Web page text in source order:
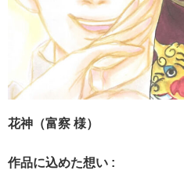
花神（富察 様）
作品に込めた想い :